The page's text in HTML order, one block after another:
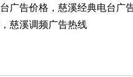
广告价格，慈溪经典电台广
慈溪调频广告热线